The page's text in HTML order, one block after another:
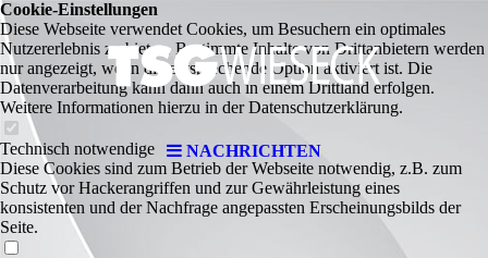
NACHRICHTEN
Cookie-Einstellungen
Diese Webseite verwendet Cookies, um Besuchern ein optimales
Nutzererlebnis zu bieten. Bestimmte Inhalte von Drittanbietern werden
nur angezeigt, wenn die entsprechende Option aktiviert ist. Die
Datenverarbeitung kann dann auch in einem Drittland erfolgen.
Weitere Informationen hierzu in der Datenschutzerklärung.
Technisch notwendige
Diese Cookies sind zum Betrieb der Webseite notwendig, z.B. zum
Schutz vor Hackerangriffen und zur Gewährleistung eines
konsistenten und der Nachfrage angepassten Erscheinungsbilds der
Seite.